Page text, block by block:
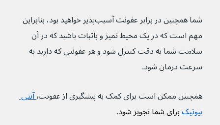
شما همچنین در برابر عفونت آسیب‌پذیر خواهید بود، بنابراین
مهم است که در یک محیط تمیز و باثبات باشید که در آن
سلامت شما به دقت کنترل شود و هر عفونتی که دارید به
سرعت درمان شود.
همچنین ممکن است برای کمک به پیشگیری از عفونت٬ آنتی
بیوتیک برای شما تجویز شود.